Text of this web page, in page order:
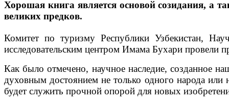
Хорошая книга является основой созидания, а
великих предков.
Комитет по туризму Республики Узбекистан,
исследовательским центром Имама Бухари провели
Как было отмечено, научное наследие, созданное
духовным достоянием не только одного народа или
будет служить прочной опорой для новых